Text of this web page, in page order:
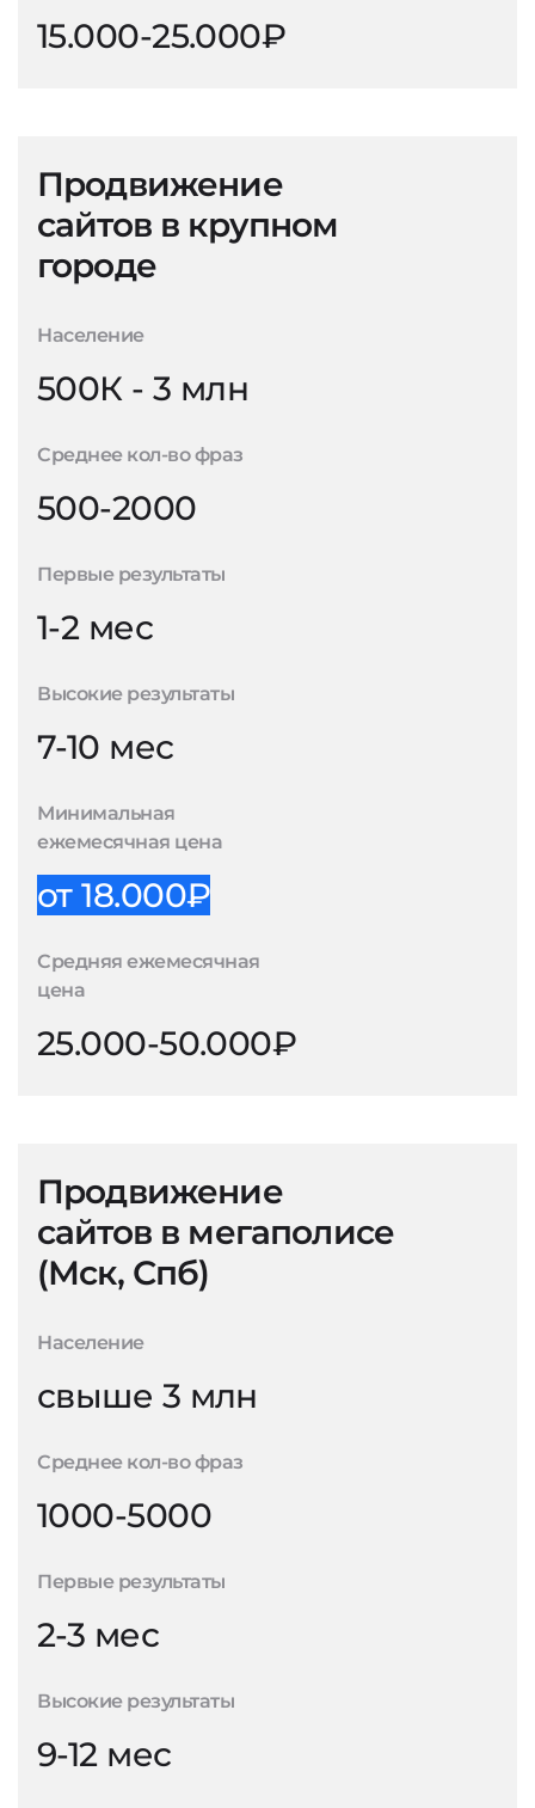
15.000-25.000₽
Продвижение
сайтов в крупном
городе
Население
500К - 3 млн
Среднее кол-во фраз
500-2000
Первые результаты
1-2 мес
Высокие результаты
7-10 мес
Минимальная
ежемесячная цена
от 18.000₽
Средняя ежемесячная
цена
25.000-50.000₽
Продвижение
сайтов в мегаполисе
(Мск, Спб)
Население
свыше 3 млн
Среднее кол-во фраз
1000-5000
Первые результаты
2-3 мес
Высокие результаты
9-12 мес